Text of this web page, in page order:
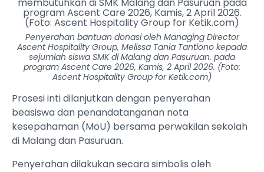
Penyerahan bantuan donasi oleh Managing Director
Ascent Hospitality Group, Melissa Tania Tantiono kepada
sejumlah siswa SMK di Malang dan Pasuruan. pada
program Ascent Care 2026, Kamis, 2 April 2026. (Foto:
Ascent Hospitality Group for Ketik.com)
Prosesi inti dilanjutkan dengan penyerahan
beasiswa dan penandatanganan nota
kesepahaman (MoU) bersama perwakilan sekolah
di Malang dan Pasuruan.
Penyerahan dilakukan secara simbolis oleh